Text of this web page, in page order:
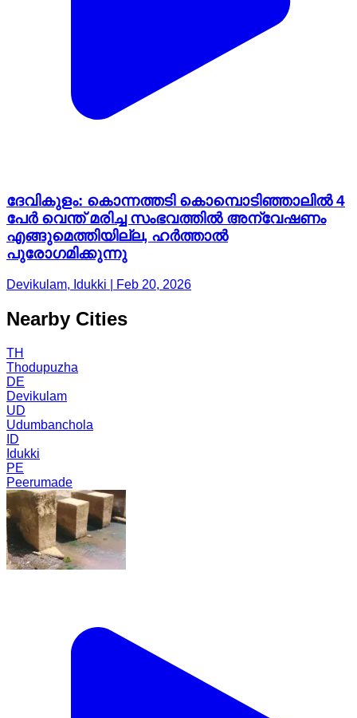
ദേവികുളം: കൊന്നത്തടി കൊമ്പൊടിഞ്ഞാലിൽ 4
പേർ വെന്ത് മരിച്ച സംഭവത്തിൽ അന്വേഷണം
എങ്ങുമെത്തിയില്ല, ഹർത്താൽ
പുരോഗമിക്കുന്നു
Devikulam, Idukki | Feb 20, 2026
Nearby Cities
TH
Thodupuzha
DE
Devikulam
UD
Udumbanchola
ID
Idukki
PE
Peerumade